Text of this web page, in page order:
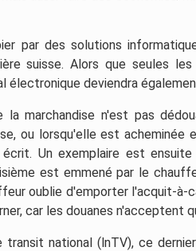
par des solutions
suisse. Alors que seules
électronique deviendra
la marchandise n'est pas
ou lorsqu'elle est acheminée
Un exemplaire est
est emmené par le
oublie d'emporter l'acquit-
car les douanes n'acceptent
national (lnTV), ce